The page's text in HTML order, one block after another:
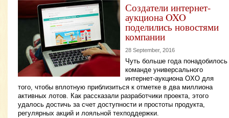
Создатели интернет-
аукциона OXO
поделились новостями
компании
28 September, 2016
Чуть больше года понадобилось
команде универсального
интернет-аукциона OXO для
того, чтобы вплотную приблизиться к отметке в два миллиона
активных лотов. Как рассказали разработчики проекта, этого
удалось достичь за счет доступности и простоты продукта,
регулярных акций и лояльной техподдержки.